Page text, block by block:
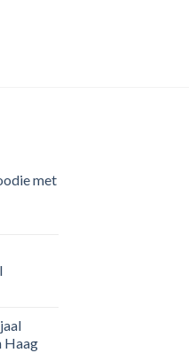
met
Haag